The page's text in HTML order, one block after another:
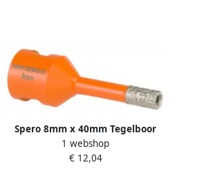
Spero 8mm x 40mm Tegelboor
Xtreme met Opruimfunctie Nat &
Droog M14 08-M14-TDN
1 webshop
€ 12,04